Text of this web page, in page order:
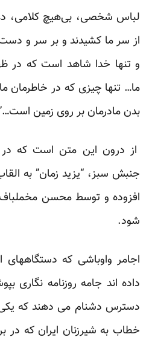
لباس شخصی، بی‌هیچ کلامی،
از سر ما کشیدند و بر سر و دست
و تنها خدا شاهد است که در
ما… تنها چیزی که در خاطرمان
بدن مادرمان بر روی زمین
از درون این متن است که در
جنبش سبز، “یزید زمان” به
افزوده و توسط محسن
شود.
اجامر واوباشی که دستگاههای
داده اند جامه روزنامه نگاری
دسترس دشنام می دهند که یکی
خطاب به شیرزنان ایران که در